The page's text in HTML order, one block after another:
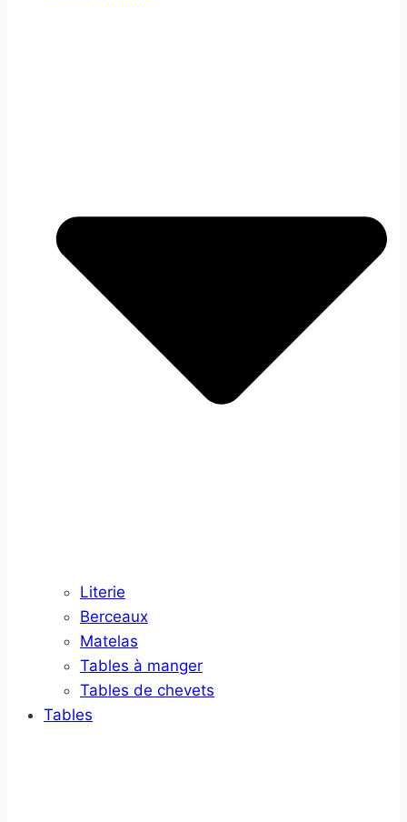
Literie
Berceaux
Matelas
Tables à manger
Tables de chevets
Tables